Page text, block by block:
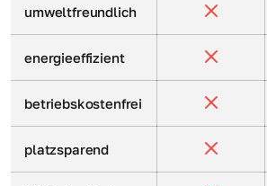
umweltfreundlich
energieeffizient
betriebskostenfrei
platzsparend